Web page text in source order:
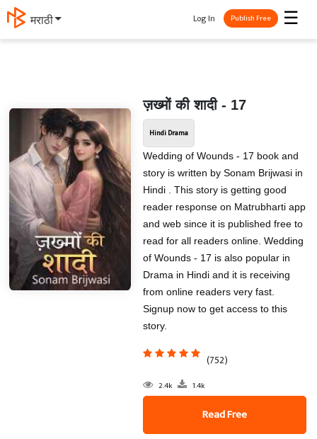
मराठी ☰
Log In Publish Free
ज़ख्मों की शादी - 17
Hindi Drama
Wedding of Wounds - 17 book and
story is written by Sonam Brijwasi in
Hindi . This story is getting good
reader response on Matrubharti app
and web since it is published free to
read for all readers online. Wedding
of Wounds - 17 is also popular in
Drama in Hindi and it is receiving
from online readers very fast.
Signup now to get access to this
story.
(752)
2.4k 1.4k
Read Free